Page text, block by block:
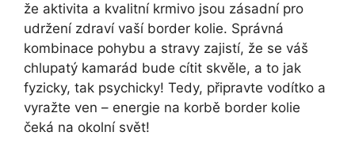
že aktivita a kvalitní krmivo jsou zásadní pro
udržení zdraví vaší border kolie. Správná
kombinace pohybu a stravy zajistí, že se váš
chlupatý kamarád bude cítit skvěle, a to jak
fyzicky, tak psychicky! Tedy, připravte vodítko a
vyražte ven – energie na korbě border kolie
čeká na okolní svět!